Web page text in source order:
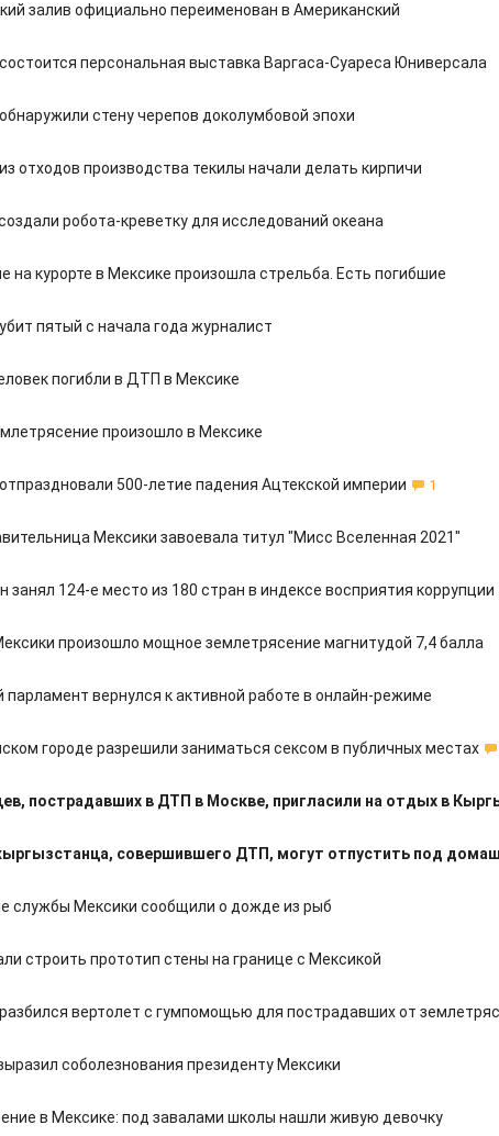
залив официально переименован в Американский
персональная выставка Варгаса-Суареса Юниверсала
стену черепов доколумбовой эпохи
отходов производства текилы начали делать кирпичи
робота-креветку для исследований океана
на курорте в Мексике произошла стрельба. Есть погибшие
пятый с начала года журналист
погибли в ДТП в Мексике
произошло в Мексике
500-летие падения Ацтекской империи 1
Мексики завоевала титул "Мисс Вселенная 2021"
занял 124-е место из 180 стран в индексе восприятия коррупции
произошло мощное землетрясение магнитудой 7,4 балла
парламент вернулся к активной работе в онлайн-режиме
городе разрешили заниматься сексом в публичных местах
пострадавших в ДТП в Москве, пригласили на отдых в
совершившего ДТП, могут отпустить под
службы Мексики сообщили о дожде из рыб
строить прототип стены на границе с Мексикой
вертолет с гумпомощью для пострадавших от
соболезнования президенту Мексики
в Мексике: под завалами школы нашли живую девочку